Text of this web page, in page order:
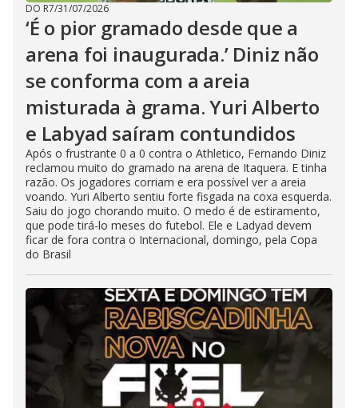
DO R7/31/07/2026
‘É o pior gramado desde que a
arena foi inaugurada.’ Diniz não
se conforma com a areia
misturada à grama. Yuri Alberto
e Labyad saíram contundidos
Após o frustrante 0 a 0 contra o Athletico, Fernando Diniz
reclamou muito do gramado na arena de Itaquera. E tinha
razão. Os jogadores corriam e era possível ver a areia
voando. Yuri Alberto sentiu forte fisgada na coxa esquerda.
Saiu do jogo chorando muito. O medo é de estiramento,
que pode tirá-lo meses do futebol. Ele e Ladyad devem
ficar de fora contra o Internacional, domingo, pela Copa
do Brasil